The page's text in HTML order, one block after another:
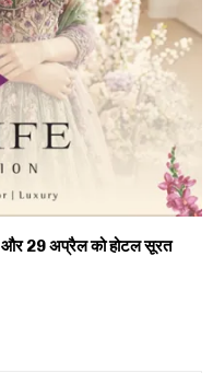
और 29 अप्रैल को होटल सूरत